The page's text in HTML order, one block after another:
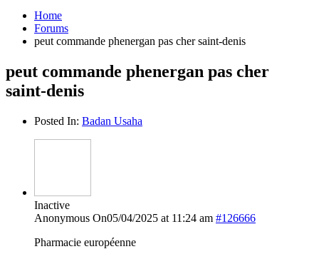
Home
Forums
peut commande phenergan pas cher saint-denis
peut commande phenergan pas cher
saint-denis
Posted In: Badan Usaha
Inactive
Anonymous On05/04/2025 at 11:24 am #126666
Pharmacie européenne